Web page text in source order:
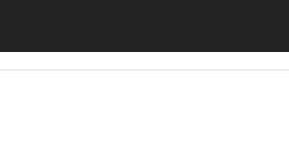
ISAE 3402/16 SSAE